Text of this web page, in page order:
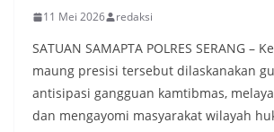
11 Mei 2026 redaksi
SATUAN SAMAPTA POLRES SERANG –
maung presisi tersebut dilaskanakan
antisipasi gangguan kamtibmas,
dan mengayomi masyarakat wilayah